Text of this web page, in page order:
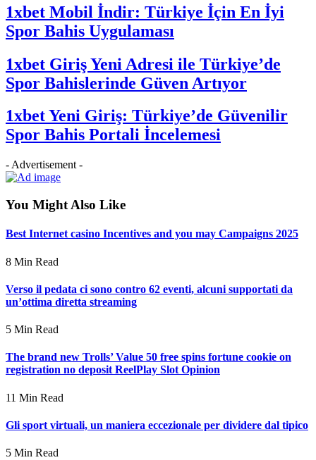
1xbet Mobil İndir: Türkiye İçin En İyi
Spor Bahis Uygulaması
1xbet Giriş Yeni Adresi ile Türkiye’de
Spor Bahislerinde Güven Artıyor
1xbet Yeni Giriş: Türkiye’de Güvenilir
Spor Bahis Portali İncelemesi
- Advertisement -
You Might Also Like
Best Internet casino Incentives and you may Campaigns 2025
8 Min Read
Verso il pedata ci sono contro 62 eventi, alcuni supportati da
un’ottima diretta streaming
5 Min Read
The brand new Trolls’ Value 50 free spins fortune cookie on
registration no deposit ReelPlay Slot Opinion
11 Min Read
Gli sport virtuali, un maniera eccezionale per dividere dal tipico
5 Min Read